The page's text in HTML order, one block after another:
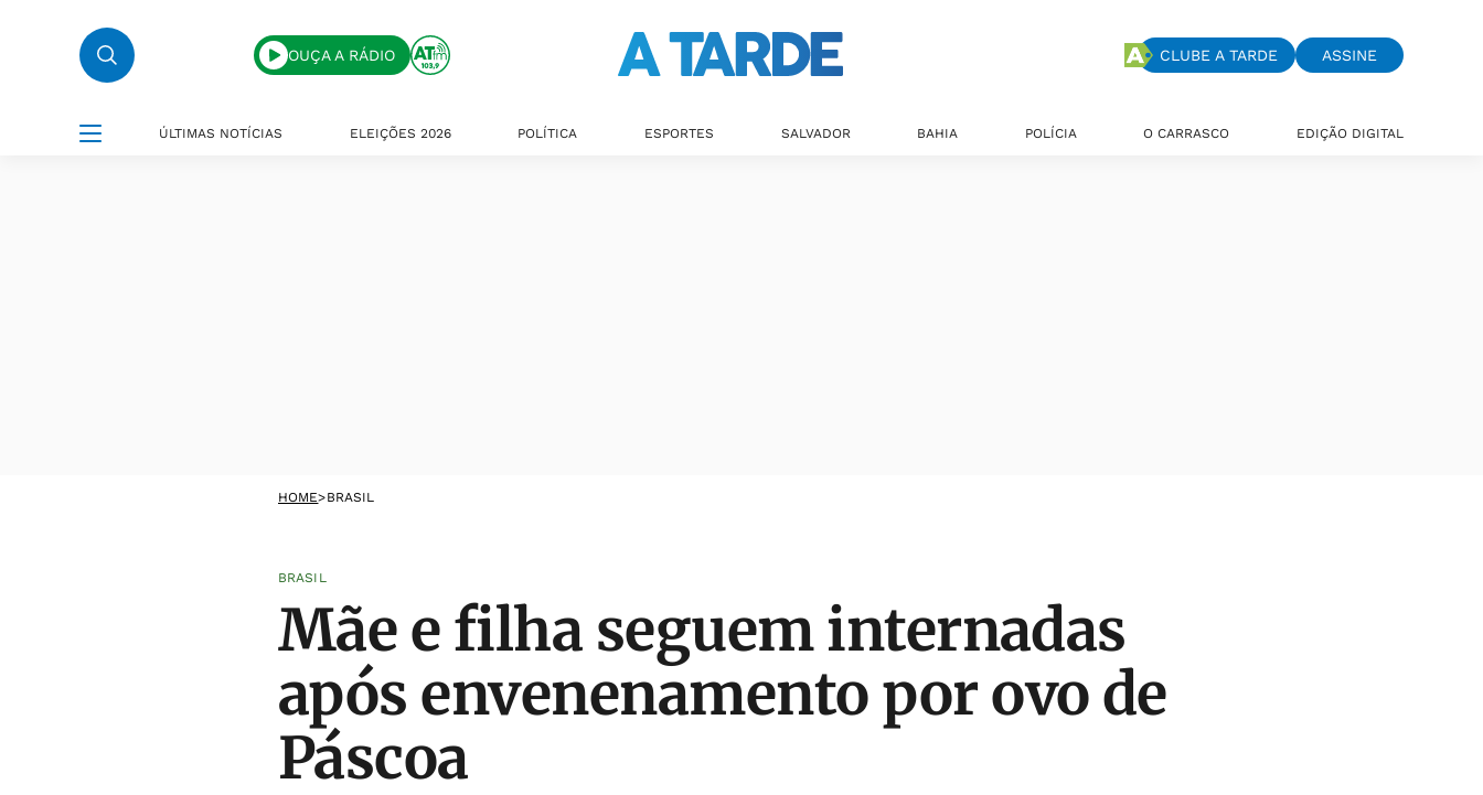
OUÇA A RÁDIO CLUBE A TARDE ASSINE
ÚLTIMAS NOTÍCIAS ELEIÇÕES 2026 POLÍTICA ESPORTES SALVADOR BAHIA POLÍCIA O CARRASCO EDIÇÃO DIGITAL
HOME>BRASIL
BRASIL
Mãe e filha seguem internadas
após envenenamento por ovo de
Páscoa